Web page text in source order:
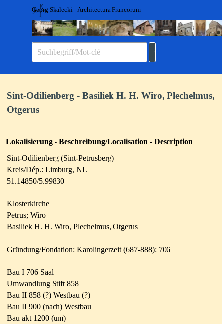
Direkt zum Seiteninhalt
Georg Skalecki - Architectura Francorum
Sint-Odilienberg - Basiliek H. H. Wiro, Plechelmus,
Otgerus
Lokalisierung - Beschreibung/Localisation - Description
Sint-Odilienberg (Sint-Petrusberg)
Kreis/Dép.: Limburg, NL
51.14850/5.99830
Klosterkirche
Petrus; Wiro
Basiliek H. H. Wiro, Plechelmus, Otgerus
Gründung/Fondation: Karolingerzeit (687-888): 706
Bau I 706 Saal
Umwandlung Stift 858
Bau II 858 (?) Westbau (?)
Bau II 900 (nach) Westbau
Bau akt 1200 (um)